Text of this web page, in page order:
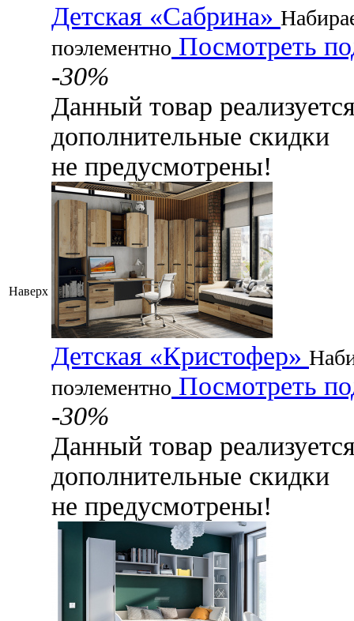
Наверх
Детская «Сабрина»
поэлементно Посмотреть
-30%
Данный товар
дополнительные скидки
не предусмотрены!
Детская «Кристофер»
поэлементно Посмотреть
-30%
Данный товар
дополнительные скидки
не предусмотрены!